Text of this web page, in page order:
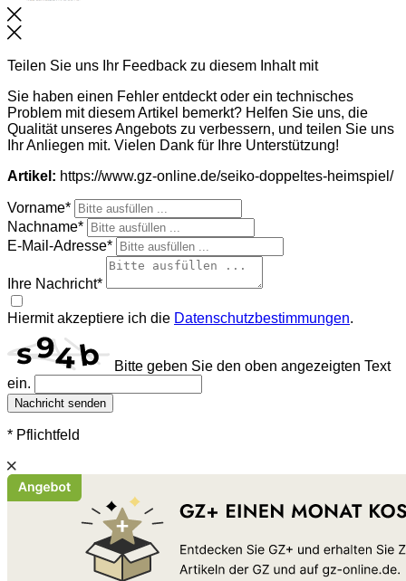
Schließen
Teilen Sie uns Ihr Feedback zu diesem Inhalt mit
Sie haben einen Fehler entdeckt oder ein technisches
Problem mit diesem Artikel bemerkt? Helfen Sie uns, die
Qualität unseres Angebots zu verbessern, und teilen Sie uns
Ihr Anliegen mit. Vielen Dank für Ihre Unterstützung!
Artikel: https://www.gz-online.de/seiko-doppeltes-heimspiel/
Vorname*
Nachname*
E-Mail-Adresse*
Ihre Nachricht*
Hiermit akzeptiere ich die Datenschutzbestimmungen.
Bitte geben Sie den oben angezeigten Text
ein.
Nachricht senden
* Pflichtfeld
Schließen